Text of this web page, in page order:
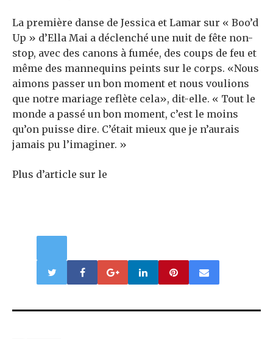
La première danse de Jessica et Lamar sur « Boo’d
Up » d’Ella Mai a déclenché une nuit de fête non-
stop, avec des canons à fumée, des coups de feu et
même des mannequins peints sur le corps. «Nous
aimons passer un bon moment et nous voulions
que notre mariage reflète cela», dit-elle. « Tout le
monde a passé un bon moment, c’est le moins
qu’on puisse dire. C’était mieux que je n’aurais
jamais pu l’imaginer. »
Plus d’article sur le